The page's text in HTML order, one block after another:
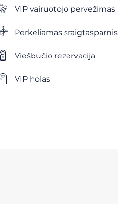
VIP vairuotojo pervežimas
Perkeliamas sraigtasparnis
Viešbučio rezervacija
VIP holas